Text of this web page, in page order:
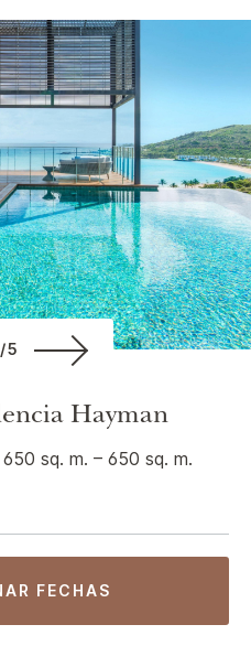
5
Hayman
650 sq. m. – 650 sq. m.
FECHAS